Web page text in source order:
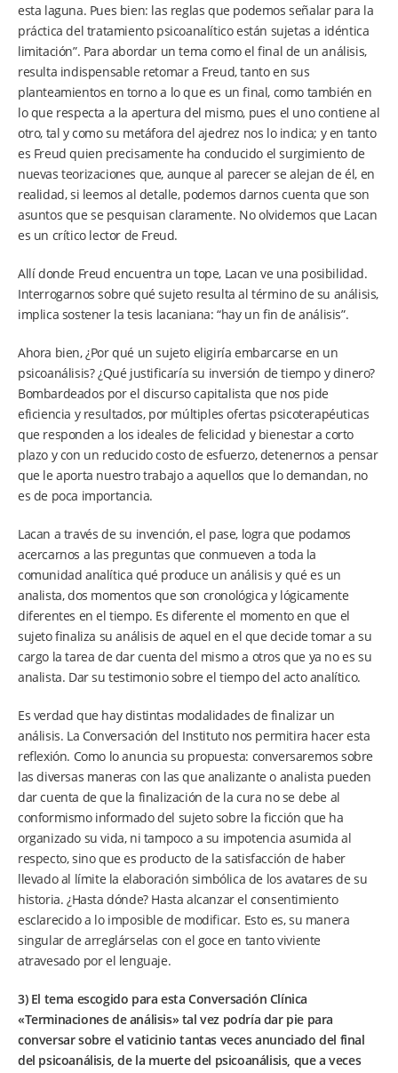
esta laguna. Pues bien: las reglas que podemos señalar para la
práctica del tratamiento psicoanalítico están sujetas a idéntica
limitación”. Para abordar un tema como el final de un análisis,
resulta indispensable retomar a Freud, tanto en sus
planteamientos en torno a lo que es un final, como también en
lo que respecta a la apertura del mismo, pues el uno contiene al
otro, tal y como su metáfora del ajedrez nos lo indica; y en tanto
es Freud quien precisamente ha conducido el surgimiento de
nuevas teorizaciones que, aunque al parecer se alejan de él, en
realidad, si leemos al detalle, podemos darnos cuenta que son
asuntos que se pesquisan claramente. No olvidemos que Lacan
es un crítico lector de Freud.
Allí donde Freud encuentra un tope, Lacan ve una posibilidad.
Interrogarnos sobre qué sujeto resulta al término de su análisis,
implica sostener la tesis lacaniana: “hay un fin de análisis”.
Ahora bien, ¿Por qué un sujeto eligiría embarcarse en un
psicoanálisis? ¿Qué justificaría su inversión de tiempo y dinero?
Bombardeados por el discurso capitalista que nos pide
eficiencia y resultados, por múltiples ofertas psicoterapéuticas
que responden a los ideales de felicidad y bienestar a corto
plazo y con un reducido costo de esfuerzo, detenernos a pensar
que le aporta nuestro trabajo a aquellos que lo demandan, no
es de poca importancia.
Lacan a través de su invención, el pase, logra que podamos
acercarnos a las preguntas que conmueven a toda la
comunidad analítica qué produce un análisis y qué es un
analista, dos momentos que son cronológica y lógicamente
diferentes en el tiempo. Es diferente el momento en que el
sujeto finaliza su análisis de aquel en el que decide tomar a su
cargo la tarea de dar cuenta del mismo a otros que ya no es su
analista. Dar su testimonio sobre el tiempo del acto analítico.
Es verdad que hay distintas modalidades de finalizar un
análisis. La Conversación del Instituto nos permitira hacer esta
reflexión. Como lo anuncia su propuesta: conversaremos sobre
las diversas maneras con las que analizante o analista pueden
dar cuenta de que la finalización de la cura no se debe al
conformismo informado del sujeto sobre la ficción que ha
organizado su vida, ni tampoco a su impotencia asumida al
respecto, sino que es producto de la satisfacción de haber
llevado al límite la elaboración simbólica de los avatares de su
historia. ¿Hasta dónde? Hasta alcanzar el consentimiento
esclarecido a lo imposible de modificar. Esto es, su manera
singular de arreglárselas con el goce en tanto viviente
atravesado por el lenguaje.
3) El tema escogido para esta Conversación Clínica
«Terminaciones de análisis» tal vez podría dar pie para
conversar sobre el vaticinio tantas veces anunciado del final
del psicoanálisis, de la muerte del psicoanálisis, que a veces